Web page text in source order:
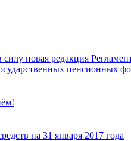
силу новая редакция
пенсионных
на 31 января 2017 года